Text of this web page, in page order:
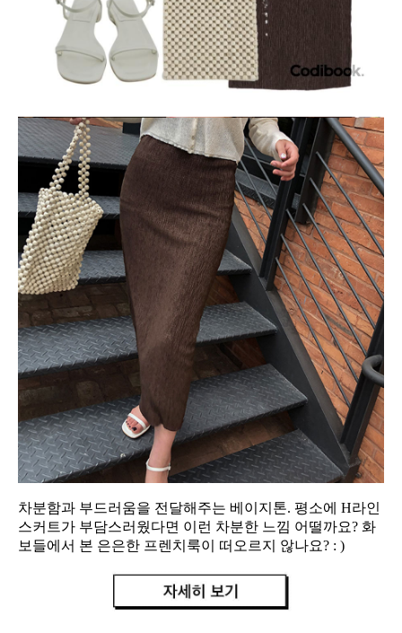
차분함과 부드러움을 전달해주는 베이지톤. 평소에 H라인
스커트가 부담스러웠다면 이런 차분한 느낌 어떨까요? 화
보들에서 본 은은한 프렌치룩이 떠오르지 않나요? : )